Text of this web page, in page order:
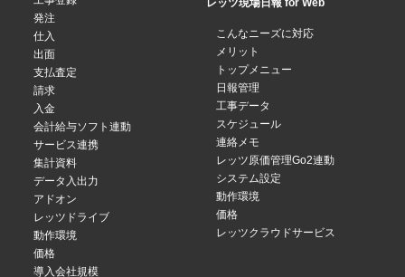
発注
仕入
出面
支払査定
請求
入金
会計給与ソフト連動
サービス連携
集計資料
データ入出力
アドオン
レッツドライブ
動作環境
価格
導入会社規模
レッツ現場日報 for Web
こんなニーズに対応
メリット
トップメニュー
日報管理
工事データ
スケジュール
連絡メモ
レッツ原価管理Go2連動
システム設定
動作環境
価格
レッツクラウドサービス